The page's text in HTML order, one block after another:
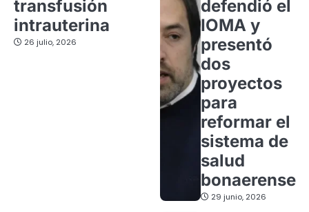
transfusión
intrauterina
26 julio, 2026
defendió el
IOMA y
presentó
dos
proyectos
para
reformar el
sistema de
salud
bonaerense
29 junio, 2026